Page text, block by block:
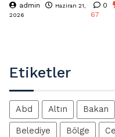
admin
Haziran 21,
2026
0
67
Etiketler
Abd Altın Bakan
Belediye Bölge